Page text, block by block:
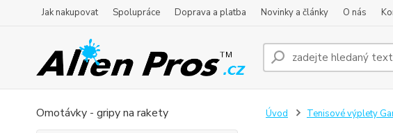
Jak nakupovat Spolupráce Doprava a platba Novinky a články O nás
Omotávky - gripy na rakety Úvod Tenisové výplety